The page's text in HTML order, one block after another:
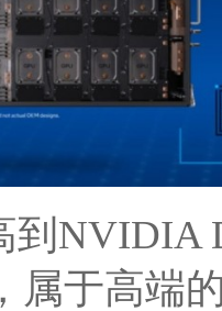
到NVIDIA
属于高端